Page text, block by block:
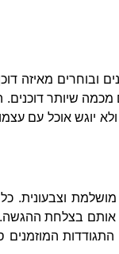
ובוחרים מאיזה
מכמה שיותר
יוגש אוכל עם
וצבעונית.
בצלחת ההגשה.
המוזמנים